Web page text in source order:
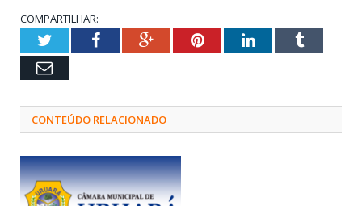
COMPARTILHAR:
TwitterFacebookGoogle+PinterestLinkedInTumblr
Email
CONTEÚDO RELACIONADO